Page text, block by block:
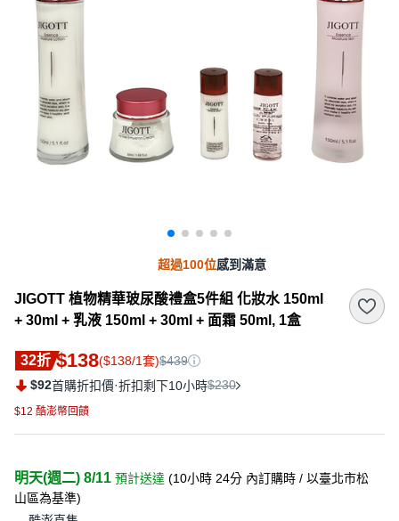
超過100位感到滿意
JIGOTT 植物精華玻尿酸禮盒5件組 化妝水 150ml
+ 30ml + 乳液 150ml + 30ml + 面霜 50ml, 1盒
32折 $138($138/1套)$439
$92首購折扣價·折扣剩下10小時$230
$12 酷澎幣回饋
明天(週二) 8/11 預計送達 (10小時 24分 內訂購時 / 以臺北市松
山區為基準)